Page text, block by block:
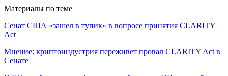
Материалы по теме
Сенат США «зашел в тупик» в вопросе принятия CLARITY
Act
Мнение: криптоиндустрия переживет провал CLARITY Act в
Сенате